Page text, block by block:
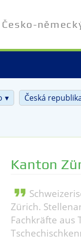
Česko-
Česká
Kanton
format_quote
Zürich.
Fachkräfte aus